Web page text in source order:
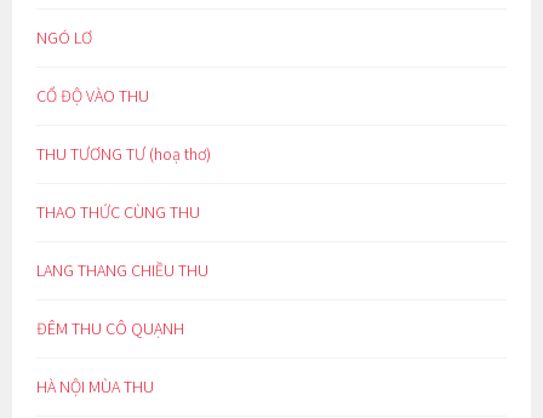
NGÓ LƠ
CỔ ĐỘ VÀO THU
THU TƯƠNG TƯ (hoạ thơ)
THAO THỨC CÙNG THU
LANG THANG CHIỀU THU
ĐÊM THU CÔ QUẠNH
HÀ NỘI MÙA THU